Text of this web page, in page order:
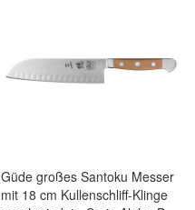
Güde großes Santoku Messer
mit 18 cm Kullenschliff-Klinge